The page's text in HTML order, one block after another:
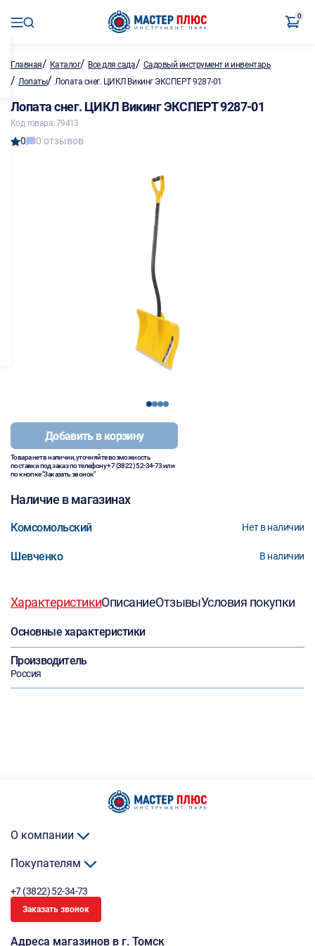
0
Главная/ Каталог/ Все для сада/ Садовый инструмент и инвентарь
/ Лопаты/Лопата снег. ЦИКЛ Викинг ЭКСПЕРТ 9287-01
Лопата снег. ЦИКЛ Викинг ЭКСПЕРТ 9287-01
Код товара: 79413
0 0 отзывов
1234
Добавить в корзину
Товара нет в наличии, уточняйте возможность
поставки под заказ по телефону+7 (3822) 52-34-73или
по кнопке "Заказать звонок"
Наличие в магазинах
Комсомольский Нет в наличии
Шевченко В наличии
ХарактеристикиОписаниеОтзывыУсловия покупки
Основные характеристики
Производитель
Россия
О компании
Покупателям
+7 (3822) 52-34-73
Заказать звонок
Адреса магазинов в г. Томск